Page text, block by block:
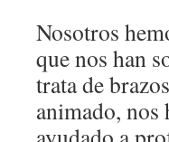
Nosotros
que nos han
trata de
animado, nos